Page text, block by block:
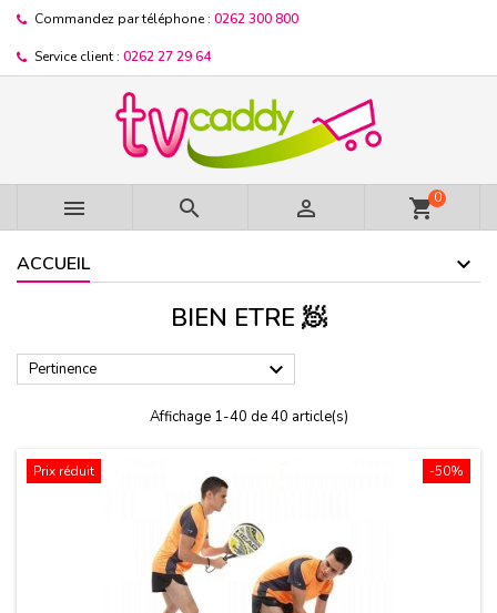
Commandez par téléphone : 0262 300 800
Service client : 0262 27 29 64
   shopping_cart0
ACCUEIL
BIEN ETRE 🧖
Pertinence 
Affichage 1-40 de 40 article(s)
-50%
Prix réduit